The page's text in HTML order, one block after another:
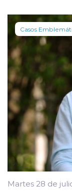
Casos
Martes 28 de